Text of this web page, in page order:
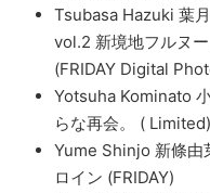
Tsubasa Hazuki 葉
vol.2 新境地フルヌ
(FRIDAY Digital
Yotsuha Kominato
らな再会。 ( Limited)
Yume Shinjo 新條
ロイン (FRIDAY)